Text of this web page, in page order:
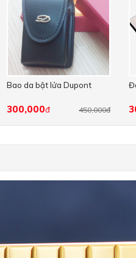
Bao da bật lửa Dupont
450,000đ
300,000đ